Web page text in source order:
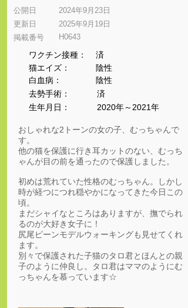
公開日
更新日
​掲載番号
2024年9月23日
2025年9月19日
H0643
ワクチン接種：
猫エイズ：
​白血病：
​去勢手術：
生年月日：
済
陰性
陰性
済
2020年～2021年
おしゃれな2トーンの女の子、むっちゃんで
す。
他の猫を保護に行き耳カットのない、むっち
ゃんが目の前を通ったので保護しました。
初めは荒れていた性格のむっちゃん。しかし
時が経つにつれ穏やかになってきた今日この
頃。
まだシャイなところはありますが、撫でられ
るのが大好き女子に！
尻尾ピーンモデルウォーキングも見せてくれ
ます。
別々で保護された子猫のタロ君とほんとの親
子のように仲良し。タロ君はママのようにむ
っちゃんを慕っています☆